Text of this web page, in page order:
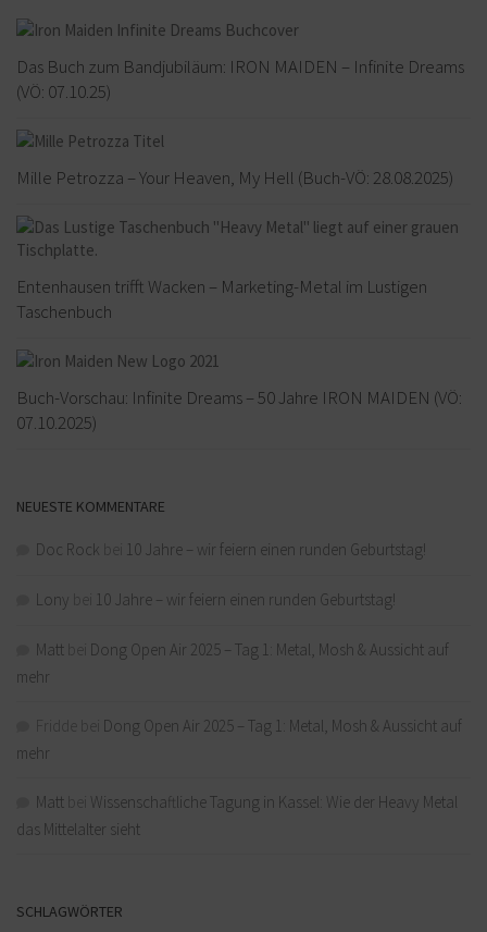
Das Buch zum Bandjubiläum: IRON MAIDEN – Infinite Dreams
(VÖ: 07.10.25)
Mille Petrozza – Your Heaven, My Hell (Buch-VÖ: 28.08.2025)
Entenhausen trifft Wacken – Marketing-Metal im Lustigen
Taschenbuch
Buch-Vorschau: Infinite Dreams – 50 Jahre IRON MAIDEN (VÖ:
07.10.2025)
NEUESTE KOMMENTARE
Doc Rock 10 Jahre – wir feiern einen runden Geburtstag!
Lony 10 Jahre – wir feiern einen runden Geburtstag!
Matt
Dong Open Air 2025 – Tag 1: Metal, Mosh & Aussicht auf
mehr
Dong Open Air 2025 – Tag 1: Metal, Mosh & Aussicht auf
mehr
Matt
Wissenschaftliche Tagung in Kassel: Wie der Heavy Metal
das Mittelalter sieht
SCHLAGWÖRTER